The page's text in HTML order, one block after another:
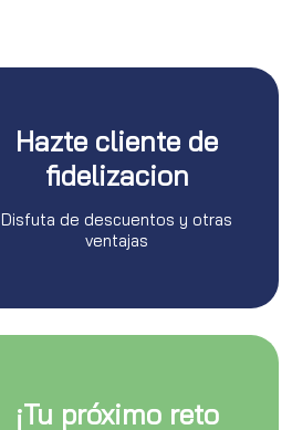
Hazte cliente de
fidelizacion
Disfuta de descuentos y otras
ventajas
¡Tu próximo reto